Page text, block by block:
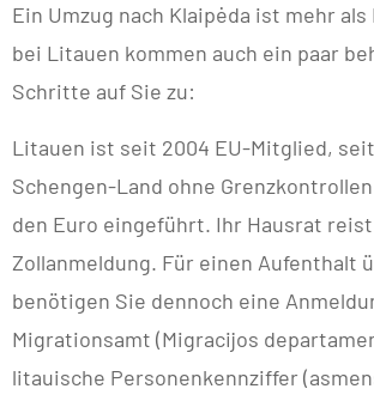
Ein Umzug nach Klaipėda ist mehr
bei Litauen kommen auch ein paar
Schritte auf Sie zu:
Litauen ist seit 2004 EU-Mitglied,
Schengen-Land ohne
den Euro eingeführt. Ihr Hausrat
Zollanmeldung. Für einen Aufenthalt
benötigen Sie dennoch eine
Migrationsamt (Migracijos
litauische Personenkennziffer